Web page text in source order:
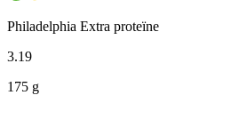
Philadelphia Extra proteïne
3.19
175 g